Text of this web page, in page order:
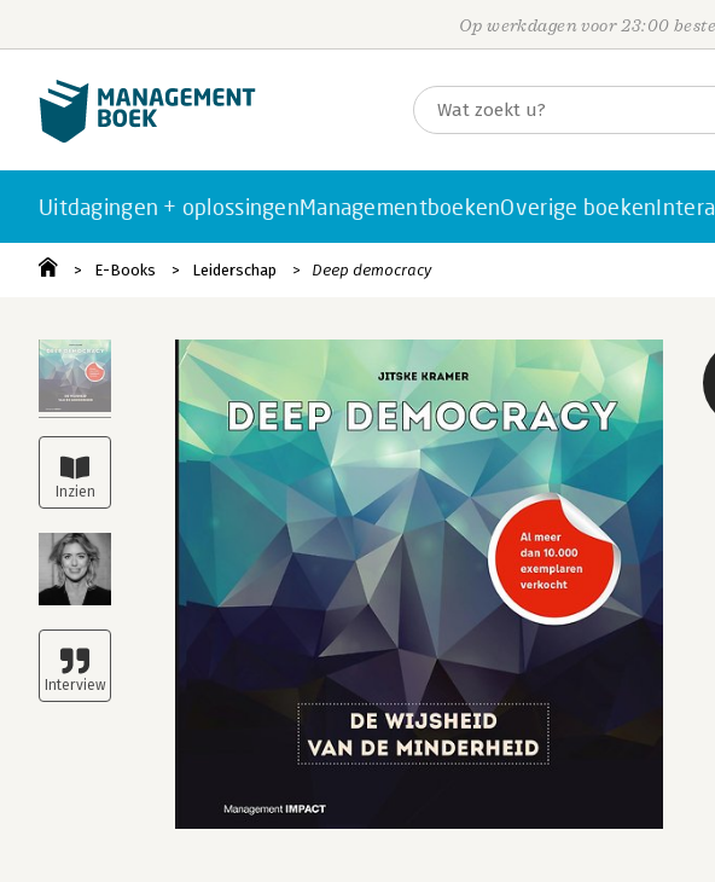
Op werkdagen voor 23:00
Uitdagingen + oplossingenManagementboekenOverige boeken
E-Books Leiderschap Deep democracy